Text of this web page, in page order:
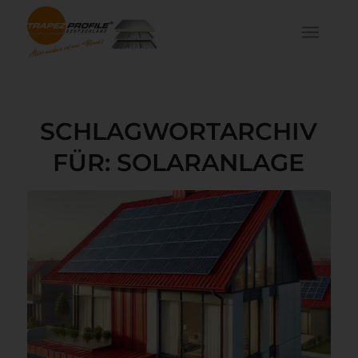
SCHLAGWORTARCHIV
FÜR: SOLARANLAGE